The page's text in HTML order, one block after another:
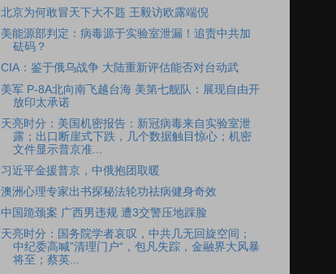
北京为何敢冒天下大不韪 王毅访欧露端倪
美能源部判定：病毒源于实验室泄漏！追责中共加
砝码？
CIA：鉴于俄乌战争 大陆重新评估能否对台动武
美军 P-8A北向南飞越台海 美第七舰队：展现自由开
放印太承诺
天亮时分：美国机密报告：新冠病毒来自实验室泄
露；出口断崖式下跌，几个数据触目惊心；机密
文件显示普京准...
习近平金援普京，中俄抱团取暖
澳洲心理专家出书探秘法轮功祛病健身奇效
中国跪颈案 广西男违规 遭3交警压地踩脸
天亮时分：国务院学者哀叹，中共几无回旋空间；
中纪委高喊”清理门户“，包凡失踪，金融界大风暴
将至；蔡英...